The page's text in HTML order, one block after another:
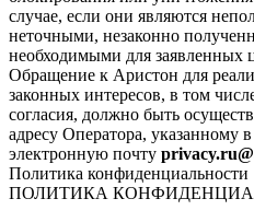
случае, если они являются
неточными, незаконно
необходимыми для заявленных
Обращение к Аристон для
законных интересов, в том
согласия, должно быть
адресу Оператора, указанному
электронную почту
Политика конфиденциальности
ПОЛИТИКА